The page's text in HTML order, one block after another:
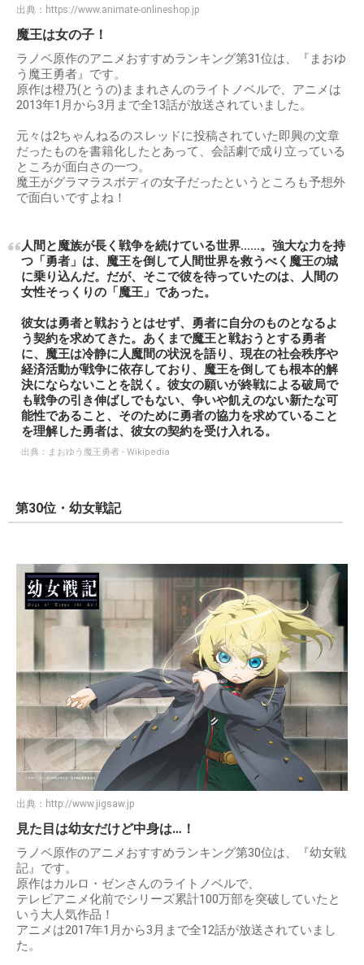
出典： https://www.animate-onlineshop.jp
魔王は女の子！
ラノベ原作のアニメおすすめランキング第31位は、『まおゆ
う魔王勇者』です。
原作は橙乃(とうの)ままれさんのライトノベルで、アニメは
2013年1月から3月まで全13話が放送されていました。
元々は2ちゃんねるのスレッドに投稿されていた即興の文章
だったものを書籍化したとあって、会話劇で成り立っている
ところが面白さの一つ。
魔王がグラマラスボディの女子だったというところも予想外
で面白いですよね！
人間と魔族が長く戦争を続けている世界……。強大な力を持
つ「勇者」は、魔王を倒して人間世界を救うべく魔王の城
に乗り込んだ。だが、そこで彼を待っていたのは、人間の
女性そっくりの「魔王」であった。
彼女は勇者と戦おうとはせず、勇者に自分のものとなるよ
う契約を求めてきた。あくまで魔王と戦おうとする勇者
に、魔王は冷静に人魔間の状況を語り、現在の社会秩序や
経済活動が戦争に依存しており、魔王を倒しても根本的解
決にならないことを説く。彼女の願いが終戦による破局で
も戦争の引き伸ばしでもない、争いや飢えのない新たな可
能性であること、そのために勇者の協力を求めていること
を理解した勇者は、彼女の契約を受け入れる。
出典： まおゆう魔王勇者 - Wikipedia
第30位・幼女戦記
出典： http://www.jigsaw.jp
見た目は幼女だけど中身は…！
ラノベ原作のアニメおすすめランキング第30位は、『幼女戦
記』です。
原作はカルロ・ゼンさんのライトノベルで、
テレビアニメ化前でシリーズ累計100万部を突破していたと
いう大人気作品！
アニメは2017年1月から3月まで全12話が放送されていまし
た。